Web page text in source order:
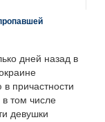
дней назад в
причастности
в том числе
девушки